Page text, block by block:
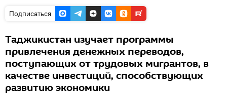
Подписаться
Таджикистан изучает программы
привлечения денежных переводов,
поступающих от трудовых мигрантов, в
качестве инвестиций, способствующих
развитию экономики